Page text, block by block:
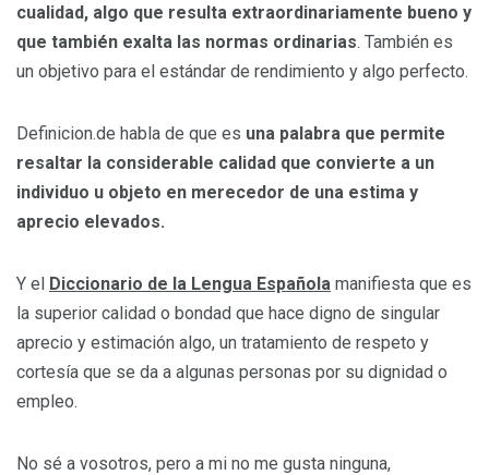
cualidad, algo que resulta extraordinariamente bueno y
que también exalta las normas ordinarias. También es
un objetivo para el estándar de rendimiento y algo perfecto.
Definicion.de habla de que es una palabra que permite
resaltar la considerable calidad que convierte a un
individuo u objeto en merecedor de una estima y
aprecio elevados.
Y el Diccionario de la Lengua Española manifiesta que es
la superior calidad o bondad que hace digno de singular
aprecio y estimación algo, un tratamiento de respeto y
cortesía que se da a algunas personas por su dignidad o
empleo.
No sé a vosotros, pero a mi no me gusta ninguna,